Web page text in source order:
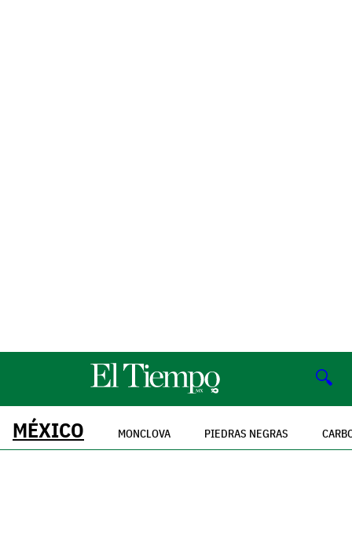
🔍
MÉXICO MONCLOVA PIEDRAS NEGRAS